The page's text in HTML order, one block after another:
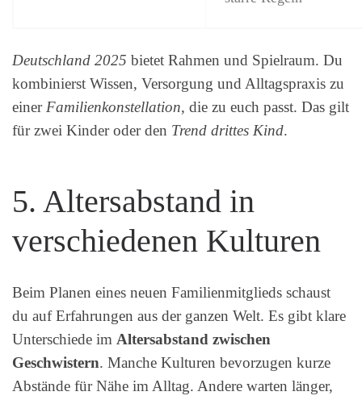
Deutschland 2025 bietet Rahmen und Spielraum. Du
kombinierst Wissen, Versorgung und Alltagspraxis zu
einerFamilienkonstellation, die zu euch passt. Das gilt
für zwei Kinder oder den Trend drittes Kind.
5. Altersabstand in
verschiedenen Kulturen
Beim Planen eines neuen Familienmitglieds schaust
du auf Erfahrungen aus der ganzen Welt. Es gibt klare
Unterschiede im Altersabstand zwischen
Geschwistern. Manche Kulturen bevorzugen kurze
Abstände für Nähe im Alltag. Andere warten länger,